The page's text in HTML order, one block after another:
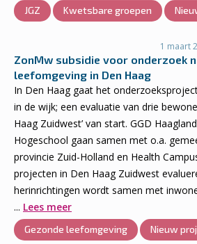
JGZ Kwetsbare groepen
1 maart
ZonMw subsidie voor onderzoek
leefomgeving in Den Haag
In Den Haag gaat het
in de wijk; een evaluatie van drie
Haag Zuidwest’ van start. GGD
Hogeschool gaan samen met o.a.
provincie Zuid-Holland en Health
projecten in Den Haag Zuidwest
herinrichtingen wordt samen met
... Lees meer
Gezonde leefomgeving Nieuw